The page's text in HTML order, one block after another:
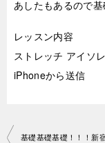
あしたもあるので
レッスン内容
ストレッチ アイソ
iPhoneから送信
投